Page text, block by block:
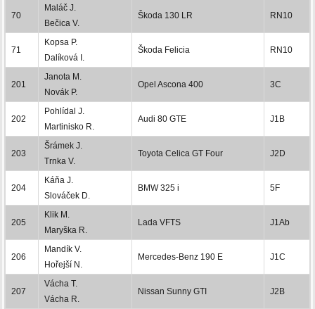
70
Maláč J.
Bečica V.
Škoda 130 LR RN10
71
Kopsa P.
Dalíková I.
Škoda Felicia RN10
201
Janota M.
Novák P.
Opel Ascona 400 3C
202
Pohlídal J.
Martinisko R.
Audi 80 GTE J1B
203
Šrámek J.
Trnka V.
Toyota Celica GT Four J2D
204
Káňa J.
Slováček D.
BMW 325 i 5F
205
Klik M.
Maryška R.
Lada VFTS J1Ab
206
Mandík V.
Hořejší N.
Mercedes-Benz 190 E J1C
207
Vácha T.
Vácha R.
Nissan Sunny GTI J2B